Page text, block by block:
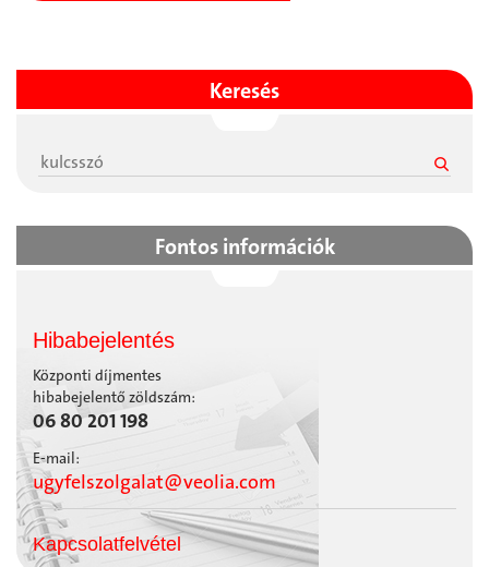
Keresés
Fontos információk
Hibabejelentés
Központi díjmentes
hibabejelentő zöldszám:
06 80 201 198
E-mail:
ugyfelszolgalat@veolia.com
Kapcsolatfelvétel